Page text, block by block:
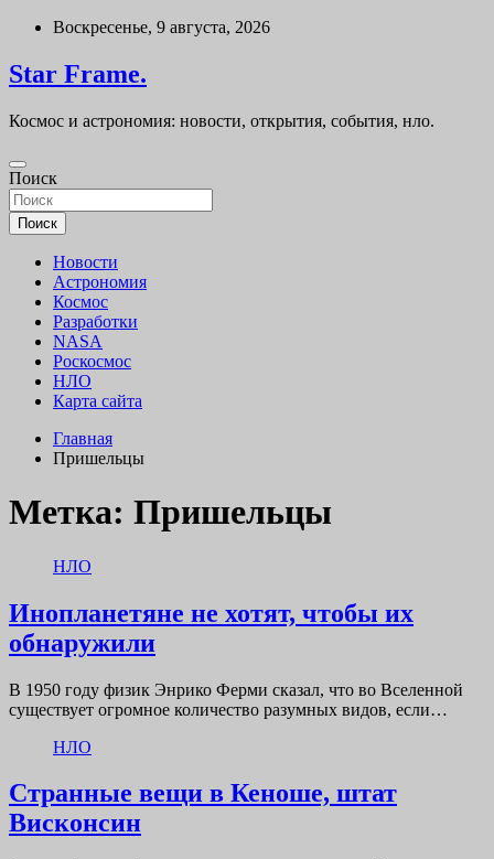
Перейти
содержимому
Воскресенье, 9 августа, 2026
Star Frame.
Космос и астрономия: новости, открытия, события, нло.
Поиск
Поиск
Новости
Астрономия
Космос
Разработки
NASA
Роскосмос
НЛО
Карта сайта
Главная
Пришельцы
Метка: Пришельцы
НЛО
Инопланетяне не хотят, чтобы их
обнаружили
В 1950 году физик Энрико Ферми сказал, что во Вселенной
существует огромное количество разумных видов, если…
НЛО
Странные вещи в Кеноше, штат
Висконсин